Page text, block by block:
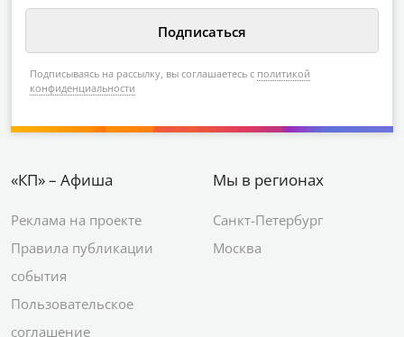
Подписываясь на рассылку, вы соглашаетесь с политикой
конфиденциальности
«КП» – Афиша
Реклама на проекте
Правила публикации
события
Пользовательское
соглашение
Мы в регионах
Санкт-Петербург
Москва